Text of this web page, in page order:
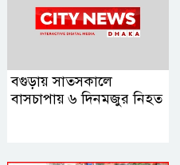
বগুড়ায় সাতসকালে
বাসচাপায় ৬ দিনমজুর নিহত